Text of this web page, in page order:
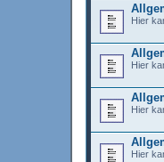
Hier
Hier
Hier
Hier